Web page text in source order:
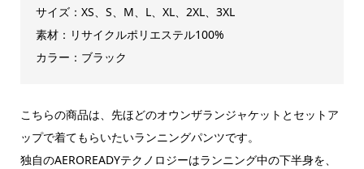
サイズ：XS、S、M、L、XL、2XL、3XL
素材：リサイクルポリエステル100%
カラー：ブラック
こちらの商品は、先ほどのオウンザランジャケットとセットア
ップで着てもらいたいランニングパンツです。
独自のAEROREADYテクノロジーはランニング中の下半身を、